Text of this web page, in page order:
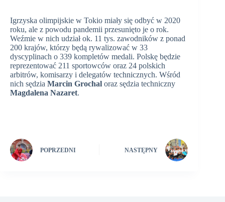
Igrzyska olimpijskie w Tokio miały się odbyć w 2020
roku, ale z powodu pandemii przesunięto je o rok.
Weźmie w nich udział ok. 11 tys. zawodników z ponad
200 krajów, którzy będą rywalizować w 33
dyscyplinach o 339 kompletów medali. Polskę będzie
reprezentować 211 sportowców oraz 24 polskich
arbitrów, komisarzy i delegatów technicznych. Wśród
nich sędzia Marcin Grochal oraz sędzia techniczny
Magdalena Nazaret.
POPRZEDNI NASTĘPNY